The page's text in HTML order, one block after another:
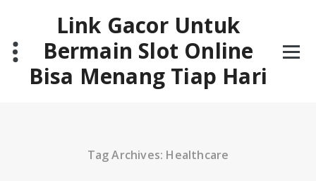
Link Gacor Untuk
Bermain Slot Online
Bisa Menang Tiap Hari
Tag Archives: Healthcare